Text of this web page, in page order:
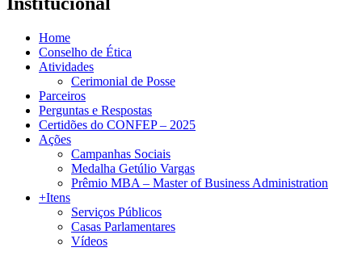
Home
Conselho de Ética
Atividades
Cerimonial de Posse
Parceiros
Perguntas e Respostas
Certidões do CONFEP – 2025
Ações
Campanhas Sociais
Medalha Getúlio Vargas
Prêmio MBA – Master of Business Administration
+Itens
Serviços Públicos
Casas Parlamentares
Vídeos